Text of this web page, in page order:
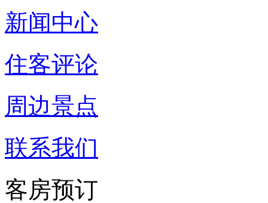
新闻中心
住客评论
周边景点
联系我们
客房预订